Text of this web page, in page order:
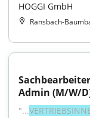
HOGGI GmbH
Ransbach-
Sachbearbeiter
Admin (M/W/
"...